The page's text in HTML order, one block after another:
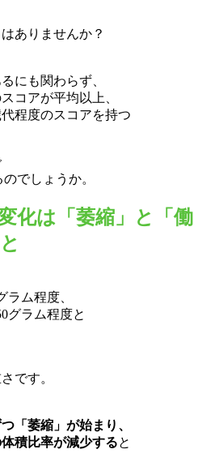
ありませんか？
にも関わらず、
コアが平均以上、
程度のスコアを持つ
でしょうか。
化は「萎縮」と「働
ラム程度、
グラム程度と
です。
「萎縮」が始まり、
積比率が減少すると